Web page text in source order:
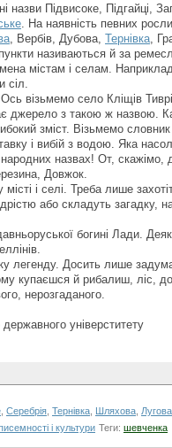
Підвисоке, Підгайці,
. На наявність певних
, Вербів, Дубова, Тернівка ,
називаються й за
містам і селам.
сіл.
візьмемо село Кліщів
джерело з такою ж назвою.
зміст. Візьмемо
і вибій з водою. Яка
народних назвах! От,
Довжок.
і селі. Треба лише
або складуть загадку,
богині Лади.
легенду. Досить лише
купаєшся й рибалиш, ліс,
нерозгаданого.
універститету
Серебрія Тернівка Шляхова Лугова
і культури Теги: шевченка